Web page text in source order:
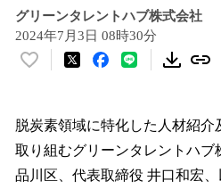
グリーンタレントハブ株式会社
2024年7月3日 08時30分
い
！
数
を
読
脱炭素領域に特化した人材紹介
取り組むグリーンタレントハブ
品川区、代表取締役 井口和宏